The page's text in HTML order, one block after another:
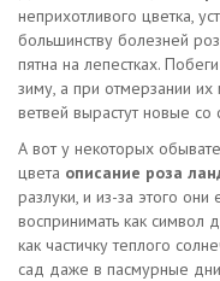
неприхотливого цветка,
большинству болезней
пятна на лепестках.
зиму, а при отмерзании
ветвей вырастут новые со
А вот у некоторых
цвета описание роза
разлуки, и из-за этого
воспринимать как символ
как частичку теплого
сад даже в пасмурные